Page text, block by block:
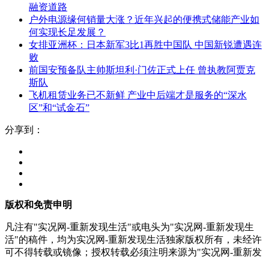
融资道路
户外电源缘何销量大涨？近年兴起的便携式储能产业如
何实现长足发展？
女排亚洲杯：日本新军3比1再胜中国队 中国新锐遭遇连
败
前国安预备队主帅斯坦利·门佐正式上任 曾执教阿贾克
斯队
飞机租赁业务已不新鲜 产业中后端才是服务的“深水
区”和“试金石”
分享到：
版权和免责申明
凡注有"实况网-重新发现生活"或电头为"实况网-重新发现生
活"的稿件，均为实况网-重新发现生活独家版权所有，未经许
可不得转载或镜像；授权转载必须注明来源为"实况网-重新发